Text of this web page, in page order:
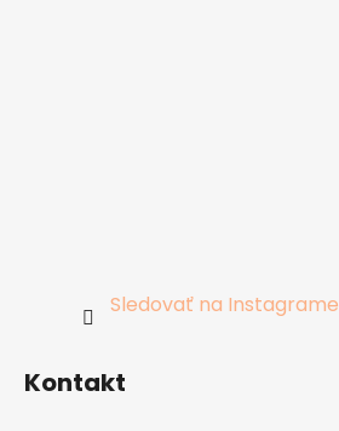
Sledovať na Instagrame
Kontakt